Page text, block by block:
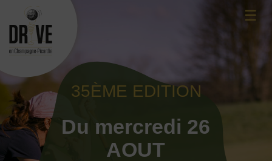
content
☰
35ÈME EDITION
Du mercredi 26
AOUT